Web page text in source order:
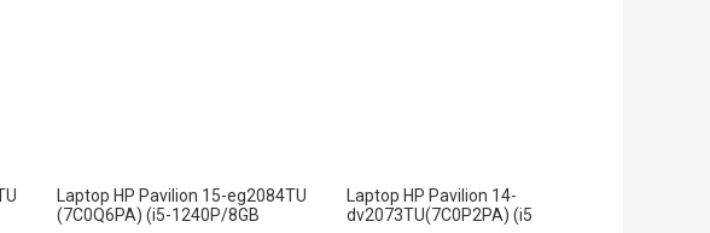
Laptop HP Pavilion 15-eg2084TU
(7C0Q6PA) (i5-1240P/8GB
Laptop HP Pavilion 14-
dv2073TU(7C0P2PA) (i5